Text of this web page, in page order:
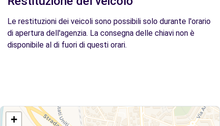
Le restituzioni dei veicoli sono possibili solo durante l'orario
di apertura dell'agenzia. La consegna delle chiavi non è
disponibile al di fuori di questi orari.
+